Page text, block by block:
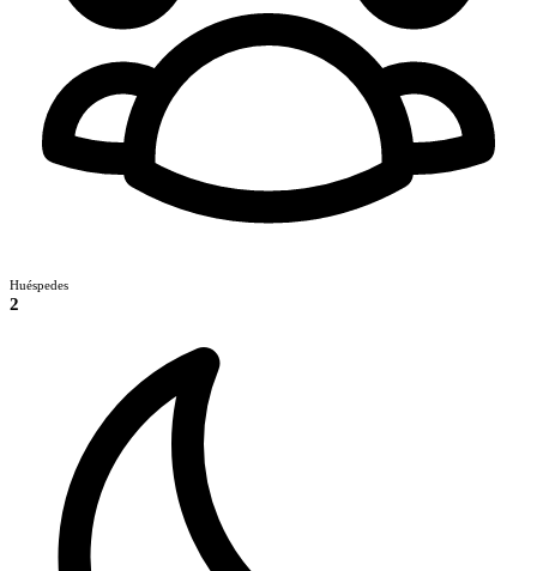
Huéspedes
2